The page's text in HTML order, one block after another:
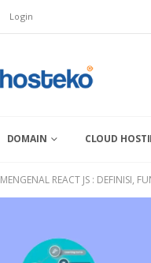
Login
DOMAIN CLOUD
MENGENAL REACT JS : DEFINISI,